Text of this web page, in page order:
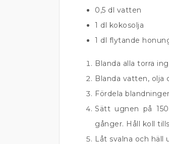
0,5 dl vatten
1 dl kokosolja
1 dl flytande
Blanda alla torra
Blanda vatten, olja
Fördela
Sätt ugnen på
gånger. Håll koll
Låt svalna och häll